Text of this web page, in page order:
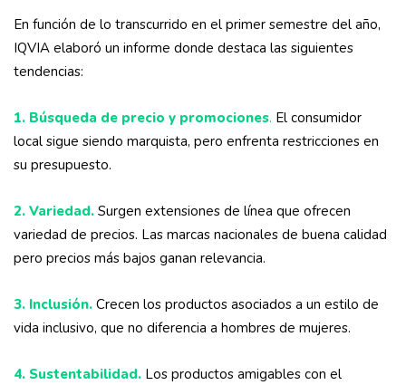
En función de lo transcurrido en el primer semestre del año,
IQVIA elaboró un informe donde destaca las siguientes
tendencias:
1. Búsqueda de precio y promociones. El consumidor
local sigue siendo marquista, pero enfrenta restricciones en
su presupuesto.
2. Variedad. Surgen extensiones de línea que ofrecen
variedad de precios. Las marcas nacionales de buena calidad
pero precios más bajos ganan relevancia.
3. Inclusión. Crecen los productos asociados a un estilo de
vida inclusivo, que no diferencia a hombres de mujeres.
4. Sustentabilidad. Los productos amigables con el